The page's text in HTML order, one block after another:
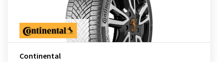
Continental